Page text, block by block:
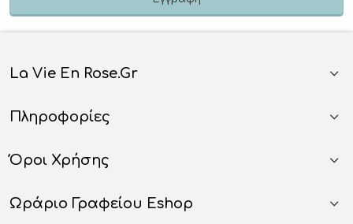
La Vie En Rose.gr
Πληροφορίες
Όροι Χρήσης
Ωράριο Γραφείου Eshop